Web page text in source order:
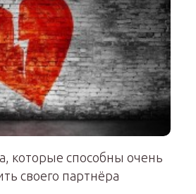
которые способны очень
своего партнёра